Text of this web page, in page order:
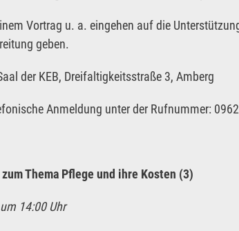
Vortrag u. a. eingehen auf die
geben.
der KEB, Dreifaltigkeitsstraße 3, Amberg
Anmeldung unter der Rufnummer:
Thema Pflege und ihre Kosten (3)
14:00 Uhr